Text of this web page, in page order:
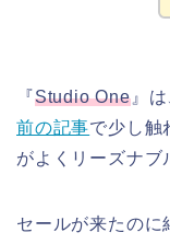
『Studio One』は
前の記事で少し触
がよくリーズナブ
セールが来たのに